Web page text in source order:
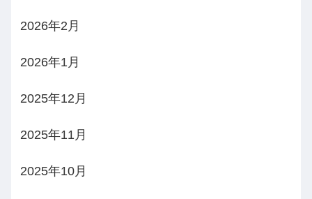
2026年2月
2026年1月
2025年12月
2025年11月
2025年10月